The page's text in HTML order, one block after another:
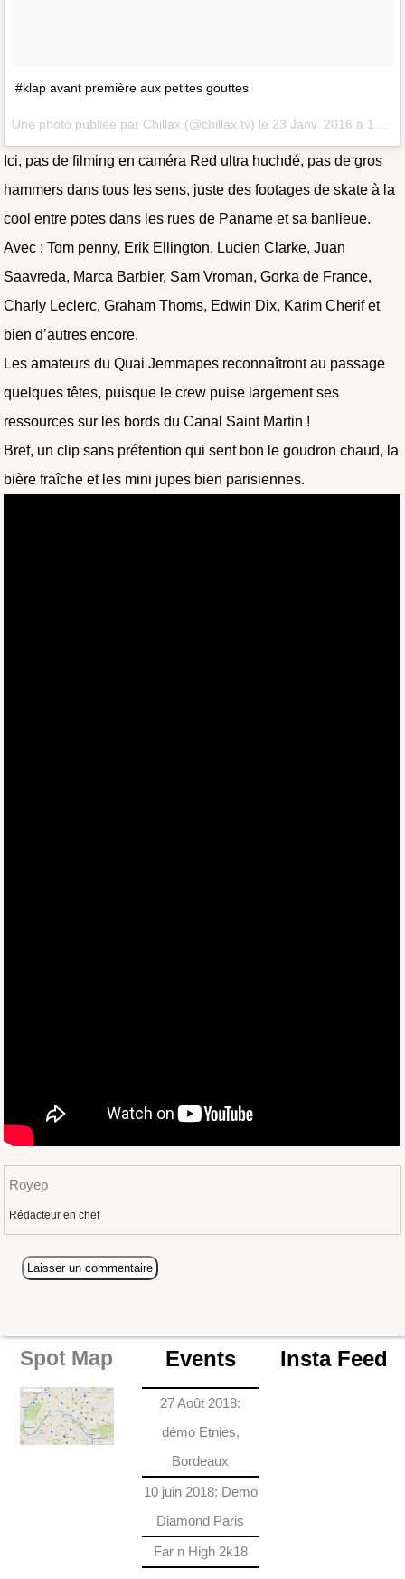
#klap avant première aux petites gouttes
Une photo publiée par Chillax (@chillax.tv) le 23 Janv. 2016 à 14h21 PST
Ici, pas de filming en caméra Red ultra huchdé, pas de gros
hammers dans tous les sens, juste des footages de skate à la
cool entre potes dans les rues de Paname et sa banlieue.
Avec : Tom penny, Erik Ellington, Lucien Clarke, Juan
Saavreda, Marca Barbier, Sam Vroman, Gorka de France,
Charly Leclerc, Graham Thoms, Edwin Dix, Karim Cherif et
bien d’autres encore.
Les amateurs du Quai Jemmapes reconnaîtront au passage
quelques têtes, puisque le crew puise largement ses
ressources sur les bords du Canal Saint Martin !
Bref, un clip sans prétention qui sent bon le goudron chaud, la
bière fraîche et les mini jupes bien parisiennes.
Royep
Rédacteur en chef
Spot Map Events
27 Août 2018:
démo Etnies,
Bordeaux
10 juin 2018: Demo
Diamond Paris
Far n High 2k18
Insta Feed